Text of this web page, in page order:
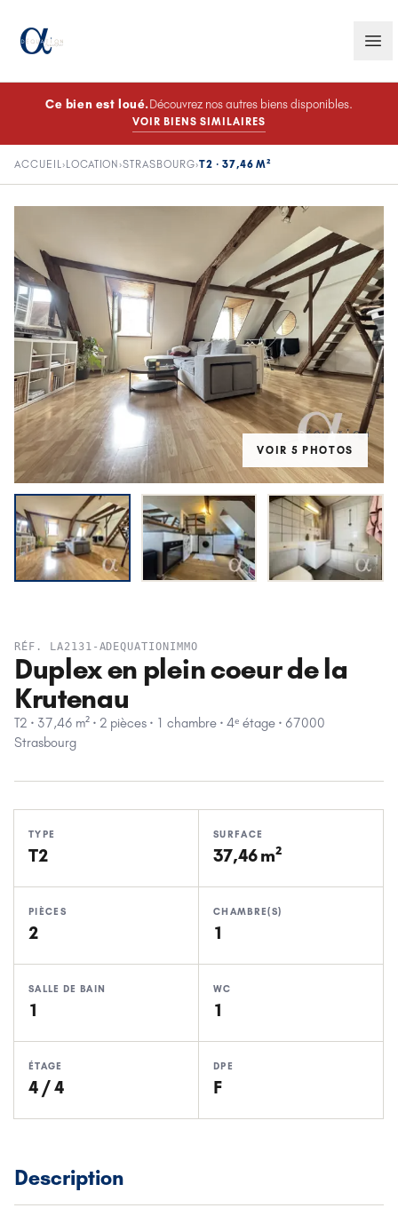
Ce bien est loué.Découvrez nos autres biens disponibles.
VOIR BIENS SIMILAIRES
ACCUEIL› LOCATION›STRASBOURG›T2 · 37,46 M²
LOUÉ
VOIR 5 PHOTOS
RÉF. LA2131-ADEQUATIONIMMO
Duplex en plein coeur de la
Krutenau
T2 · 37,46 m² · 2 pièces · 1 chambre · 4ᵉ étage · 67000
Strasbourg
TYPE
T2
SURFACE
37,46 m²
PIÈCES
2
CHAMBRE(S)
1
SALLE DE BAIN
1
WC
1
ÉTAGE
4 / 4
DPE
F
Description